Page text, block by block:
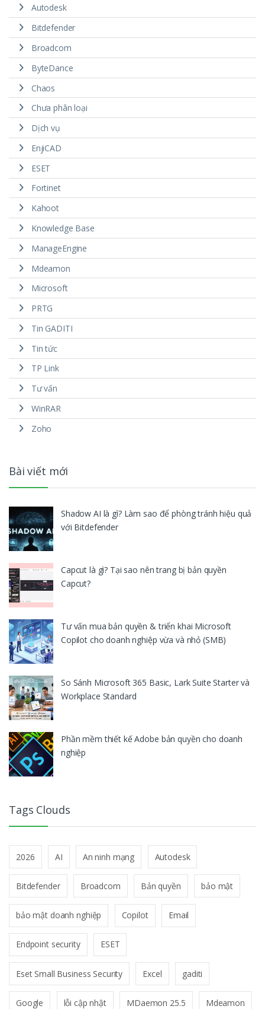
Autodesk
Bitdefender
Broadcom
ByteDance
Chaos
Chưa phân loại
Dịch vụ
EnjiCAD
ESET
Fortinet
Kahoot
Knowledge Base
ManageEngine
Mdeamon
Microsoft
PRTG
Tin GADITI
Tin tức
TP Link
Tư vấn
WinRAR
Zoho
Bài viết mới
Shadow AI là gì? Làm sao để phòng tránh hiệu quả
với Bitdefender
Capcut là gì? Tại sao nên trang bị bản quyền
Capcut?
Tư vấn mua bản quyền & triển khai Microsoft
Copilot cho doanh nghiệp vừa và nhỏ (SMB)
So Sánh Microsoft 365 Basic, Lark Suite Starter và
Workplace Standard
Phần mềm thiết kế Adobe bản quyền cho doanh
nghiệp
Tags Clouds
2026 AI An ninh mạng Autodesk
Bitdefender Broadcom Bản quyền bảo mật
bảo mật doanh nghiệp Copilot Email
Endpoint security ESET
Eset Small Business Security Excel gaditi
Google lỗi cập nhật MDaemon 25.5 Mdeamon